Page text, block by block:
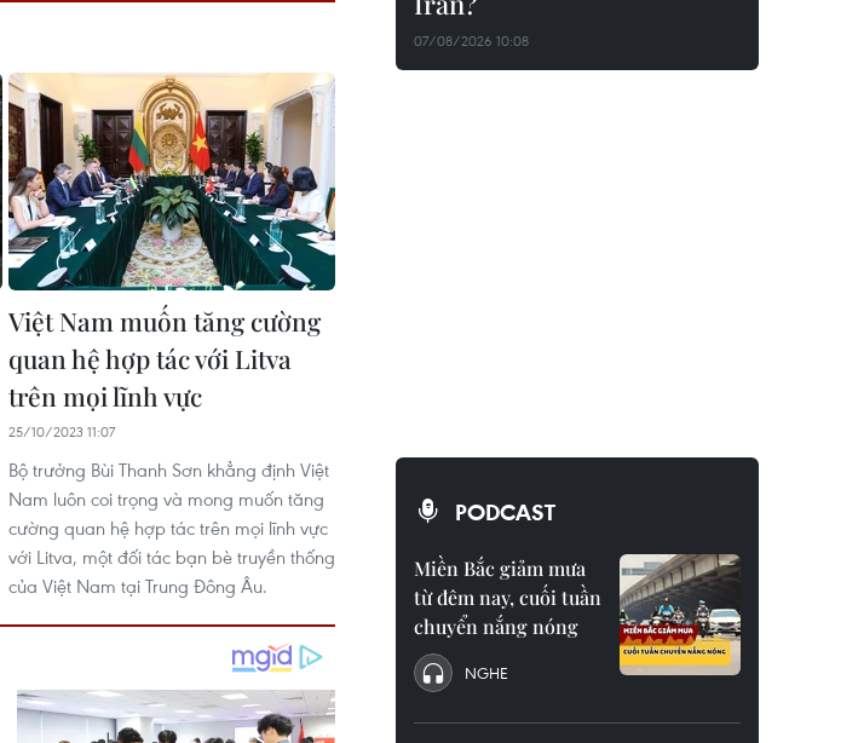
Việt Nam muốn tăng cường
quan hệ hợp tác với Litva
trên mọi lĩnh vực
25/10/2023 11:07
Bộ trưởng Bùi Thanh Sơn khẳng định Việt
Nam luôn coi trọng và mong muốn tăng
cường quan hệ hợp tác trên mọi lĩnh vực
với Litva, một đối tác bạn bè truyền thống
của Việt Nam tại Trung Đông Âu.
07/08/2026 10:08
PODCAST
Miền Bắc giảm mưa
từ đêm nay, cuối tuần
chuyển nắng nóng
NGHE